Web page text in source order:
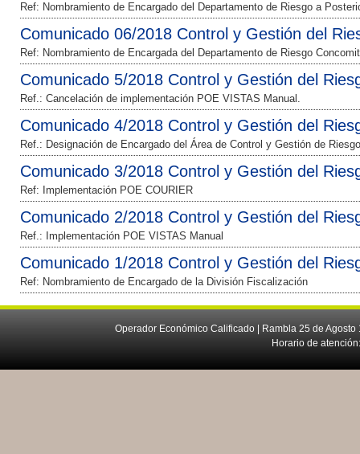
Ref: Nombramiento de Encargado del Departamento de Riesgo a
Comunicado 06/2018 Control y Gestión del
Ref: Nombramiento de Encargada del Departamento de Riesgo
Comunicado 5/2018 Control y Gestión del
Ref.: Cancelación de implementación POE VISTAS Manual.
Comunicado 4/2018 Control y Gestión del
Ref.: Designación de Encargado del Área de Control y Gestión de
Comunicado 3/2018 Control y Gestión del
Ref: Implementación POE COURIER
Comunicado 2/2018 Control y Gestión del
Ref.: Implementación POE VISTAS Manual
Comunicado 1/2018 Control y Gestión del
Ref: Nombramiento de Encargado de la División Fiscalización
Operador Económico Calificado | Rambla 25 de
Horario de